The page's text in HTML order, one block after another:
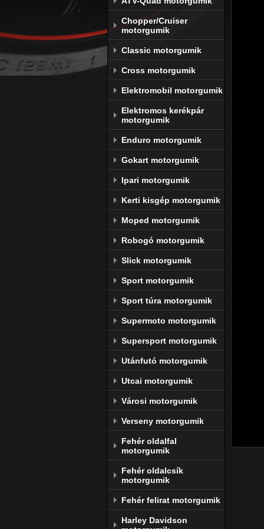
Chopper/Cruiser
motorgumik
Classic motorgumik
Cross motorgumik
Elektromobil motorgumik
Elektromos kerékpár
motorgumik
Enduro motorgumik
Gokart motorgumik
Ipari motorgumik
Kerti kisgép motorgumik
Moped motorgumik
Robogó motorgumik
Slick motorgumik
Sport motorgumik
Sport túra motorgumik
Supermoto motorgumik
Supersport motorgumik
Utánfutó motorgumik
Utcai motorgumik
Városi motorgumik
Verseny motorgumik
Fehér oldalfal
motorgumik
Fehér oldalcsík
motorgumik
Fehér felirat motorgumik
Harley Davidson